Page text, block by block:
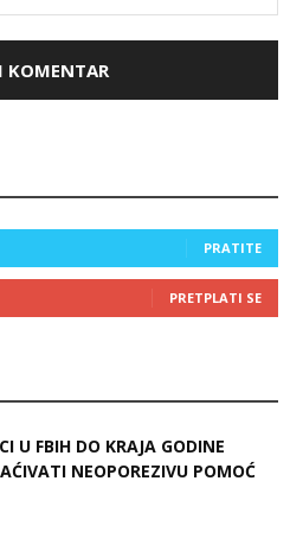
PRATITE
PRETPLATI SE
U FBIH DO KRAJA GODINE
NEOPOREZIVU POMOĆ